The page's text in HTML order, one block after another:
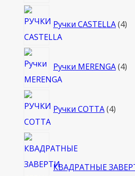
Ручки CASTELLA 4
Ручки MERENGA 4
Ручки COTTA 4товара
КВАДРАТНЫЕ